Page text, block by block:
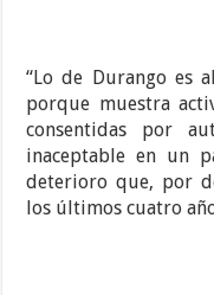
“Lo de Durango es
porque muestra
consentidas por
inaceptable en un
deterioro que, por
los últimos cuatro